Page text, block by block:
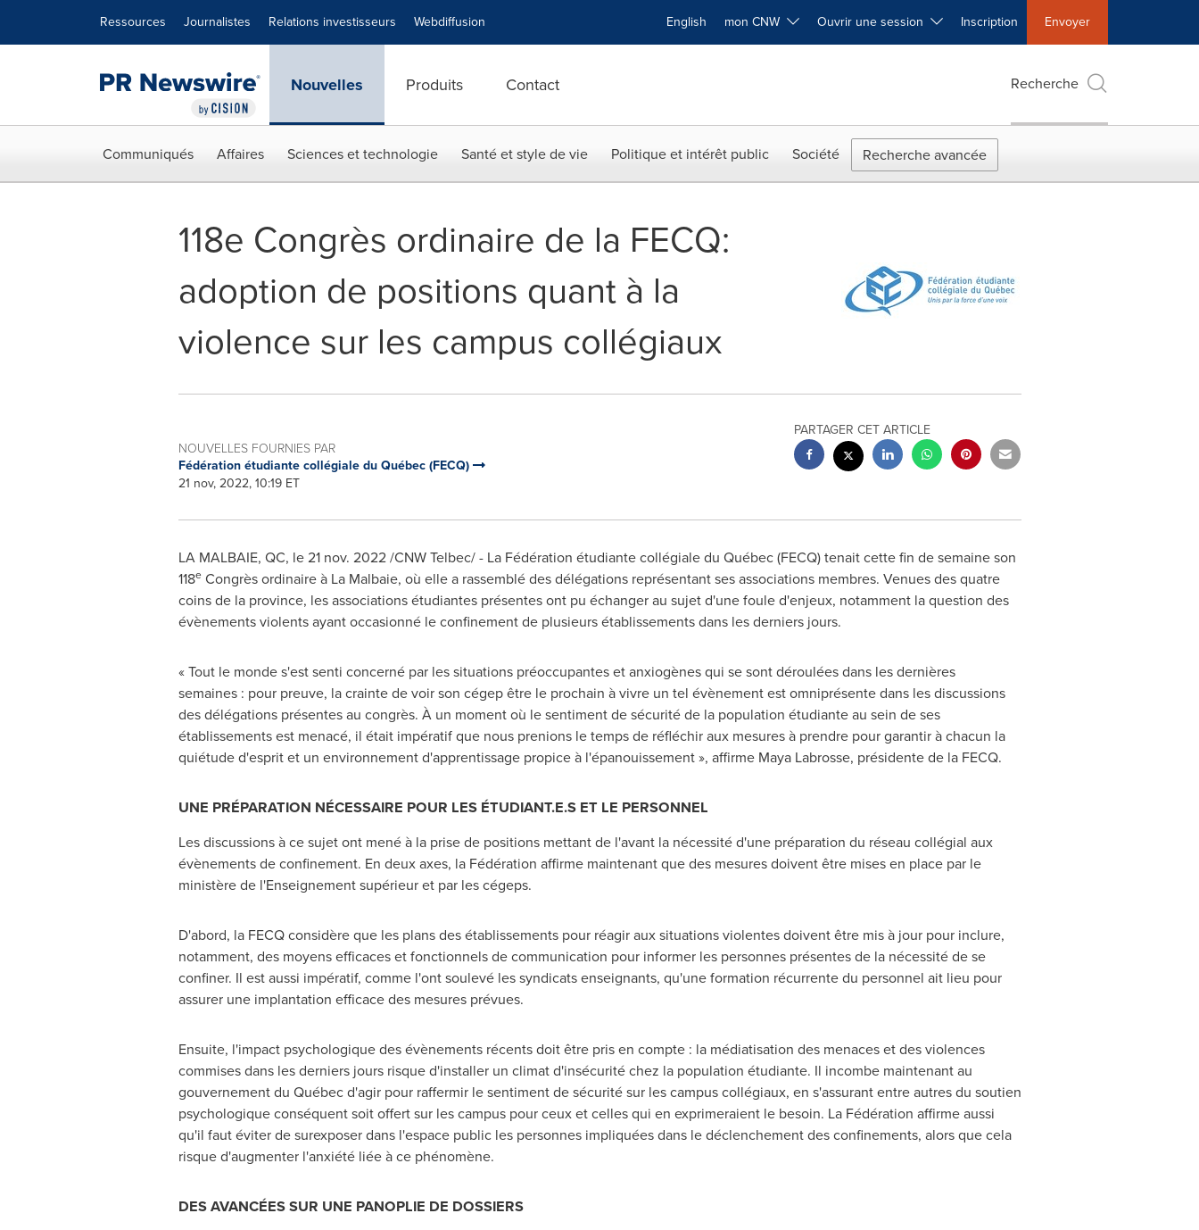
Ressources Journalistes Relations investisseurs Webdiffusion English mon CNW Ouvrir une session Inscription Envoyer
Nouvelles Produits Contact Recherche
Communiqués Affaires Sciences et technologie Santé et style de vie Politique et intérêt public Société Recherche avancée
118e Congrès ordinaire de la FECQ:
adoption de positions quant à la
violence sur les campus collégiaux
NOUVELLES FOURNIES PAR
Fédération étudiante collégiale du Québec (FECQ)
21 nov, 2022, 10:19 ET
PARTAGER CET ARTICLE
LA MALBAIE, QC, le21 nov. 2022/CNW Telbec/ - La Fédération étudiante collégiale du Québec (FECQ) tenait cette fin de semaine son
118eCongrès ordinaire à La Malbaie, où elle a rassemblé des délégations représentant ses associations membres. Venues des quatre
coins de la province, les associations étudiantes présentes ont pu échanger au sujet d'une foule d'enjeux, notamment la question des
évènements violents ayant occasionné le confinement de plusieurs établissements dans les derniers jours.
« Tout le monde s'est senti concerné par les situations préoccupantes et anxiogènes qui se sont déroulées dans les dernières
semaines : pour preuve, la crainte de voir son cégep être le prochain à vivre un tel évènement est omniprésente dans les discussions
des délégations présentes au congrès. À un moment où le sentiment de sécurité de la population étudiante au sein de ses
établissements est menacé, il était impératif que nous prenions le temps de réfléchir aux mesures à prendre pour garantir à chacun la
quiétude d'esprit et un environnement d'apprentissage propice à l'épanouissement », affirme Maya Labrosse, présidente de la FECQ.
UNE PRÉPARATION NÉCESSAIRE POUR LES ÉTUDIANT.E.S ET LE PERSONNEL
Les discussions à ce sujet ont mené à la prise de positions mettant de l'avant la nécessité d'une préparation du réseau collégial aux
évènements de confinement. En deux axes, la Fédération affirme maintenant que des mesures doivent être mises en place par le
ministère de l'Enseignement supérieur et par les cégeps.
D'abord, la FECQ considère que les plans des établissements pour réagir aux situations violentes doivent être mis à jour pour inclure,
notamment, des moyens efficaces et fonctionnels de communication pour informer les personnes présentes de la nécessité de se
confiner. Il est aussi impératif, comme l'ont soulevé les syndicats enseignants, qu'une formation récurrente du personnel ait lieu pour
assurer une implantation efficace des mesures prévues.
Ensuite, l'impact psychologique des évènements récents doit être pris en compte : la médiatisation des menaces et des violences
commises dans les derniers jours risque d'installer un climat d'insécurité chez la population étudiante. Il incombe maintenant au
gouvernement du Québec d'agir pour raffermir le sentiment de sécurité sur les campus collégiaux, en s'assurant entre autres du soutien
psychologique conséquent soit offert sur les campus pour ceux et celles qui en exprimeraient le besoin. La Fédération affirme aussi
qu'il faut éviter de surexposer dans l'espace public les personnes impliquées dans le déclenchement des confinements, alors que cela
risque d'augmenter l'anxiété liée à ce phénomène.
DES AVANCÉES SUR UNE PANOPLIE DE DOSSIERS